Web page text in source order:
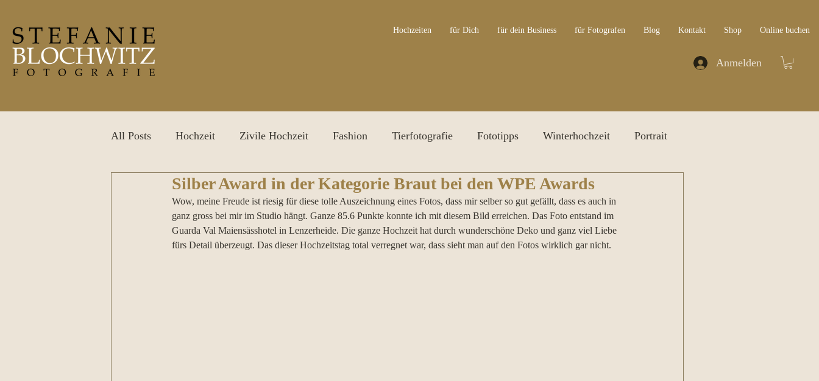
Hochzeiten für Dich für dein Business für Fotografen Blog Kontakt Shop Online buchen
Anmelden
All Posts Hochzeit Zivile Hochzeit Fashion Tierfotografie Fototipps Winterhochzeit Portrait
After Wedding Shooting Personal Branding Shooting Irisfotografie Awards
Silber Award in der Kategorie Braut bei den WPE Awards
Wow, meine Freude ist riesig für diese tolle Auszeichnung eines Fotos, dass mir selber so gut gefällt, dass es auch in
ganz gross bei mir im Studio hängt. Ganze 85.6 Punkte konnte ich mit diesem Bild erreichen. Das Foto entstand im
Guarda Val Maiensässhotel in Lenzerheide. Die ganze Hochzeit hat durch wunderschöne Deko und ganz viel Liebe
fürs Detail überzeugt. Das dieser Hochzeitstag total verregnet war, dass sieht man auf den Fotos wirklich gar nicht.